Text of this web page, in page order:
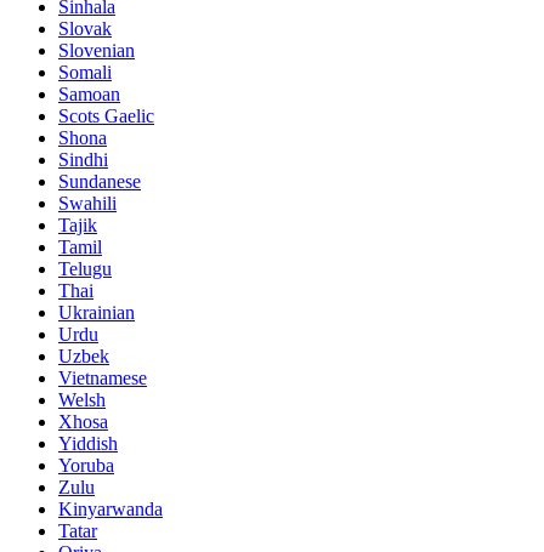
Sinhala
Slovak
Slovenian
Somali
Samoan
Scots Gaelic
Shona
Sindhi
Sundanese
Swahili
Tajik
Tamil
Telugu
Thai
Ukrainian
Urdu
Uzbek
Vietnamese
Welsh
Xhosa
Yiddish
Yoruba
Zulu
Kinyarwanda
Tatar